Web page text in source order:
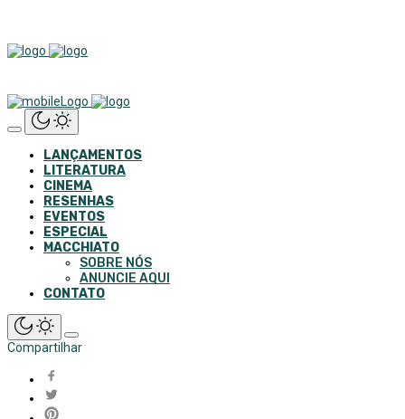
LANÇAMENTOS
LITERATURA
CINEMA
RESENHAS
EVENTOS
ESPECIAL
MACCHIATO
SOBRE NÓS
ANUNCIE AQUI
CONTATO
Compartilhar